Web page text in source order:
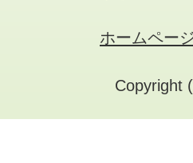
ホームペー
Copyright